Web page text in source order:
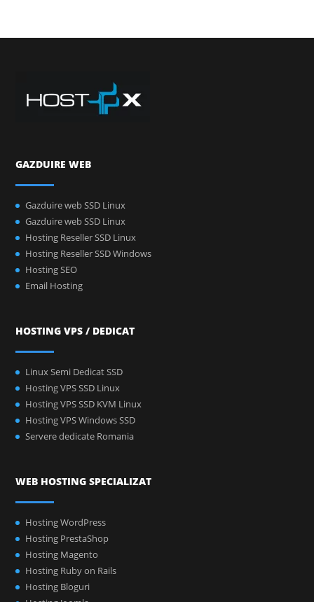
GAZDUIRE WEB
Gazduire web SSD Linux
Gazduire web SSD Linux
Hosting Reseller SSD Linux
Hosting Reseller SSD Windows
Hosting SEO
Email Hosting
HOSTING VPS / DEDICAT
Linux Semi Dedicat SSD
Hosting VPS SSD Linux
Hosting VPS SSD KVM Linux
Hosting VPS Windows SSD
Servere dedicate Romania
WEB HOSTING SPECIALIZAT
Hosting WordPress
Hosting PrestaShop
Hosting Magento
Hosting Ruby on Rails
Hosting Bloguri